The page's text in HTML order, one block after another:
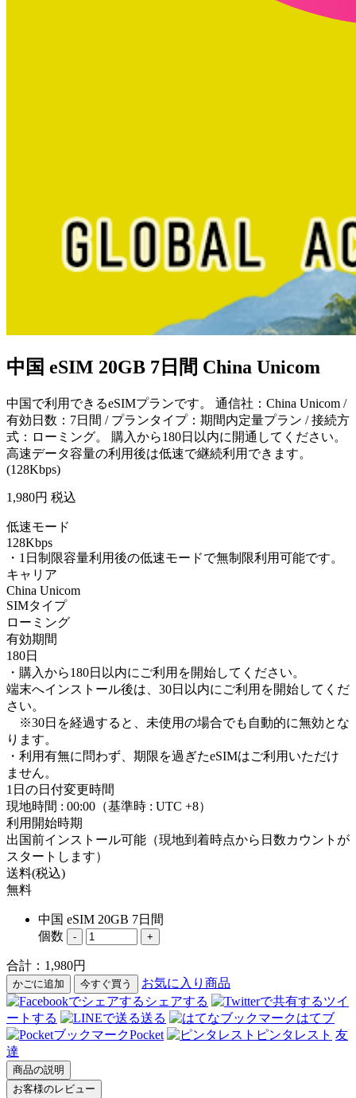
中国 eSIM 20GB 7日間 China Unicom
中国で利用できるeSIMプランです。 通信社：China Unicom /
有効日数：7日間 / プランタイプ：期間内定量プラン / 接続方
式：ローミング。 購入から180日以内に開通してください。
高速データ容量の利用後は低速で継続利用できます。
(128Kbps)
1,980円 税込
低速モード
128Kbps
・1日制限容量利用後の低速モードで無制限利用可能です。
キャリア
China Unicom
SIMタイプ
ローミング
有効期間
180日
・購入から180日以内にご利用を開始してください。
端末へインストール後は、30日以内にご利用を開始してくだ
さい。
※30日を経過すると、未使用の場合でも自動的に無効とな
ります。
・利用有無に問わず、期限を過ぎたeSIMはご利用いただけ
ません。
1日の日付変更時間
現地時間 : 00:00（基準時 : UTC +8）
利用開始時期
出国前インストール可能（現地到着時点から日数カウントが
スタートします）
送料(税込)
無料
中国 eSIM 20GB 7日間
個数
- +
合計： 1,980円
かごに追加 今すぐ買う
お気に入り商品
シェアする
ツイ
ートする
送る
はてブ
Pocket
ピンタレスト 友
達
商品の説明
お客様のレビュー